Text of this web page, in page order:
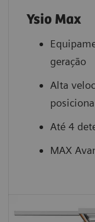
Ysio Max
geração
Alta
Até 4
MAX